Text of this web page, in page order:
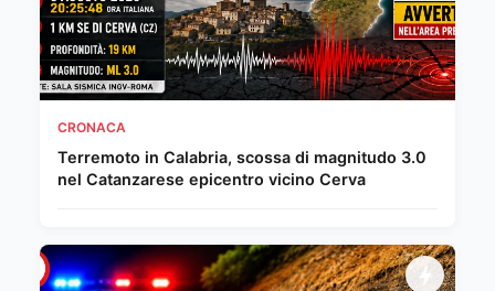
CRONACA
Terremoto in Calabria, scossa di magnitudo 3.0
nel Catanzarese epicentro vicino Cerva